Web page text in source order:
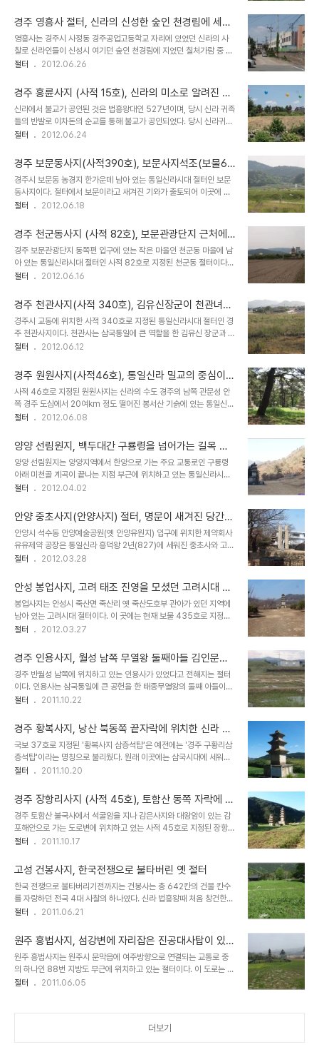
명하다. 현재 사천왕사 절은 없어지고 남북..
아 있는 것으로 볼 때 그 이전에 세워진 것으로 보인다. 절터가 있었던
자리에는 남간 마을이 들어서 있어서 그 흔적을 찾기는 쉽지 않고 당시
절에서 사용한 초석이나 축대 등을 민가건물에서 사용하고 있으며, 석
조가 남아 있다. 절터에서 500여m 떨어진 곳에 사찰입구임을 알려
주는 보물 909호 지정된 당간지주가 남아 있다. 같은 형태와 크기로
모양의 홈을 판 것이 특징이다. 이..
경주 영흥사 절터, 신라의 신성한 숲인 천경림에 세웠
던 사찰인 칠처가람 중 하나
영흥사는 경주시 사정동 경주공업고등학교 자리에 있었던 신라의 사
찰로 신라인들이 신성시 여기던 숲인 천경림에 지었던 칠처가람 중 하
나이다. 이 절은 최초의 비구니 사찰로 알려져 있으며 삼국유사 기록에
있는 것으로 볼 때 법흥왕대에 있었던 사찰로 보인다. 신라에서 불교가
공인된 것은 법흥왕 14년(527)으로 이차돈의 순교로 귀족들의 반발
을 잠재웠기때문이라고 한다. 당시 이차돈은 신라인들이 신성시여기
는 숲에 절을 지어서 귀족들이 반발했는데, 이후에 이들 천경림에 지은
숲을 칠처가람이라고 하며, 그 중 서쪽을 중요시해서 그런지 신라 최초
서쪽 형산강변에 자리잡고 있으며, 황룡사와..
절터 2012.06.26
경주 흥륜사지 (사적 15호), 신라의 미소로 알려진 얼
굴무늬수막새가 출토된 영묘사 절터도 있었다고 알려
진 신라 칠처가람
신라에서 불교가 공인된 것은 법흥왕대인 527년이며, 당시 신라 귀족
들의 반발로 이차돈의 순교를 통해 불교가 공인되었다. 당시 신라귀족
들이 반발한 것은 이차돈이 당시 신라인들이 신성시 여기던 숲인 천경
반발을 잠재우고 불교를 국가적인 종교로 받아들이기 위해 신라인들
이 신성시 여기던 숲에 세웠던 사찰을 신라 칠처가람이라고 하는데 경
주 도심 동쪽편의 분황사와 황룡사, 서쪽편 형산강변에 위치한 담엄사,
영묘사, 영흥사, 흥륜사가 있고, 낭산자락에는 사천왕사가 있다. 당시
사람들에게 신앙적으로 중요한 곳이었던 천경림에 절을 세움으로서
정동 신라 시조인 박혁거세 무덤이 있는 경주..
절터 2012.06.24
경주 보문동사지(사적390호), 보문사지석조(보물64
호)와 당간지주, 금당터가 남아 있는 통일신라시대 절
터
경주시 보문동 농경지 한가운데 남아 있는 통일신라시대 절터인 보문
동사지이다. 절터에서 보문이라고 새겨진 기와가 출토되어 이곳에 보
문사라는 절이 있었음이 확인되었다. 문헌상 남아 있는 기록이 없어 처
지 등의 건물 배치와 주춧돌, 축대 등 석제 유물 등으로 볼 때 삼국시대
에 조성된 사찰임을 알 수 있다. 절터에는 보물 64호로 지정된 물을
담는 그릇인 석조를 비롯하여 출입문 방향으로 추정되는 서쪽편에는
보물 123호로 지정된 보문리 당간지주가 남아 있다. 보문동사지가 있
는 경주 보문동은 경주도심에서 남동쪽으로 명활산성과 경주 낭산 사
촌 중 명활산 아래에 위치하고 있었다고..
절터 2012.06.18
경주 천군동사지 (사적 82호), 보문관광단지 근처에
남아 있는 절터
경주 보문관광단지 동쪽편 입구에 있는 작은 마을인 천군동 마을에 남
아 있는 통일신라시대 절터인 사적 82호로 지정된 천군동 절터이다.
현재는 보물 186호로 지정된 전형적인 통일신라 삼층석탑인 천군동
에 대한 기록이 남아 있지 않아 지명을 따서 천군동사지라고 부른다.
이 사찰의 가람배치는 2개의 탑을 중심으로 중문, 금당, 강당으로 구성
된 전형적인 통일신라시대 쌍탑1금당식 가람배치를 하고 있다. 일제강
점기인 1938년에 일본인들에 의해 발굴조사가 있었는데 금당.강당.
중문의 건물터가 확인되었고 출토 유물은 건축부재 외에는 많지 않은
안 감포, 포항 등을 연결해 주는 4번국도..
절터 2012.06.16
경주 천관사지(사적 340호), 김유신장군이 천관녀를
위해 세웠다는 천관사 절터
경주시 교동에 위치한 사적 340호로 지정된 통일신라시대 절터인 경
주 천관사지이다. 천관사는 삼국통일에 큰 역할을 한 김유신 장군과 기
생 천관의 전설이 얽혀 있는 곳으로 농경지 가운데 석탑의 기단석 등이
이라 건물터 등을 확인할 수 없어 전체적인 사찰의 규모나 가람의 배치
는 알 수 없다고 한다. 천관사가 위치하고 있는 곳은 도당산 서쪽기슭
이라고 하며 김유신이 사랑하던 기생 천관의 집이 있던 곳에 삼국통일
이후에 천관사라는 절을 세웠다고 한다. 절터는 경주 오릉 동쪽편 들판
한 가운데 있으며 북쪽으로 경주의 궁성이었던 월성 남쪽을 흐르던 남
500여m 떨어져 있는 곳에 있다. ..
절터 2012.06.12
경주 원원사지(사적46호), 통일신라 밀교의 중심이
되었던 사찰터
사적 46호로 지정된 원원사지는 신라의 수도 경주의 남쪽 관문성 안
쪽 경주 도심에서 20여km 정도 떨어진 봉서산 기슭에 있는 통일신라
시대 절터이다. 지금은 보물로 지정된 2개의 3층석탑과 부도만 남아
다. 절터에는 금당이 있었던 자리와 건물 기둥을 세웠던 주춧돌만 몇개
남아 있다. 사찰의 형태는 산중턱에 터를 조성하고 탑과 건물을 세운
형태로 선종 계열의 사찰인 설악산 자락에 자리잡은 양양 진전사지, 선
림원지와 비슷한 분위기를 주고 있는 절터이다. 탑의 형태 또한 기단부
에 8부중상이나 12지신상을 부조로 새겨 놓고 있는데, 이런 탑의 형태
유지하면서, 부조상으로 장식하는 전..
절터 2012.06.08
양양 선림원지, 백두대간 구룡령을 넘어가는 길목 미
천골에 위치한 통일신라시대 엣 절터
양양 선림원지는 양양지역에서 한양으로 가는 주요 교통로인 구룡령
아래 미천골 계곡이 끝나는 지점 부근에 위치하고 있는 통일신라시대
절터이다. 이 곳 지명이 '쌀을 씻은 물이 흐르는 계곡'이라는 뜻이 미천
었고, 이 곳 선림원 부근에서 하루를 묵고 구룡령을 넘어갔던 사람들이
많았다는 것을 알 수 있다. 선림원은 그 이름에서 느끼기에는 고려시대
교통로에 있었던 여관 기능을 했던 사찰로 이해하기 쉬우나, 원래는 통
일신라시대 홍각선사가 세웠던 승려들이 수도하던 선종계열의 사찰이
었다고 한다. 부근에 위치한 양양 진전사와 함께 설악산의 맑은 산수와
있었기때문에 일찌기 선종계열의 사찰이 이..
절터 2012.04.02
안양 중초사지(안양사지) 절터, 명문이 새겨진 당간지
주(보물4호)가 남아 있는 안양의 큰 절이 있었던 자리
안양시 석수동 안양예술공원(옛 안양유원지) 입구에 위치한 제약회사
유유제약 공장은 통일신라 흥덕왕 2년(827)에 세워진 중초사와 고려
태조 왕건이 900년에 세웠던 큰 사찰인 안양사가 있었던 큰 절터이
간지주와 고려시대에 세운 삼층석탑, 공원주차장 뒷편에 남아 있는 마
애석종만이 이곳이 옛절터임을 말해주고 있다. 또한 이 곳에 소재한 유
유제약 공장건물은 건축가 김중업의 설계로 1959년에 지어진 것으로
근대건축물로서의 가치가 높은 건물이라고 한다. 실제로 이 공장건물
을 안양시에서는 김중업박물관으로 활용할려고 했으나, 발굴조사 결
굴되어 김중업이 설계한 일부건물만 남겨두고 발굴..
절터 2012.03.28
안성 봉업사지, 고려 태조 진영을 모셨던 고려시대 절
터
봉업사지는 안성시 죽산면 죽산리 옛 죽산도호부 관아가 있던 지역에
남아 있는 고려시대 절터이다. 이 곳에는 현재 보물 435호로 지정된
죽산리 오층석탑과 당간지주가 남아 있어 옛 절터였음을 알 수 있고,
영을 모셨던 비봉산 아래 봉업사'라는 기록과 에 '공민왕이 죽주에 이
르러 봉업사에서 태조의 진영을 알현했다'라는 기록이 남아 있다. 이곳
에서는 1966년에 '봉업사'라는 사찰이 이름이 적힌 향완과 반자가 발
굴되어 기록에 남아 있던 봉업사가 이 곳이라는 것이 확인되었다고 한
다. 봉업사가 위치한 죽산면 일대는 중부내륙지방인 충주와 청주에서
키는 방어시설인 죽주산성이 있다. 조..
절터 2012.03.27
경주 인용사지, 월성 남쪽 무열왕 둘째아들 김인문을
위해 세운 인용사 절터
경주 반월성 남쪽에 위치하고 있는 인용사가 있었다고 전해지는 절터
이다. 인용사는 삼국통일에 큰 공헌을 한 태종무열왕의 둘째 아들이자
문무왕의 동생인 김인문을 위해 세운 사찰이다. 삼국통일 이후 신라와
당나라 감옥에 갇혀 있었다고 하며 당시 신라사람들이 그의 안녕을 기
원하기 위해 인용사를 세웠다고 한다. 절터의 규모나 궁성 아래에 위치
한 점 등으로 볼 때 김인문이 당시 신라 사람들에게 상당히 존경받았던
인물었던 것 같다. 경주 인용사지는 2002년 발굴 조사를 시작한 이래
로 현재까지도 발굴작업이 진행되고 있는데, 절터에 남아 있는 석물 등
을 중심으로 금당, 강당, 회랑 등으로 ..
절터 2011.10.22
경주 황복사지, 낭산 북동쪽 끝자락에 위치한 신라 왕
실과 밀접했던 황복사 옛 절터
국보 37호로 지정된 '황복사지 삼층석탑'은 예전에는 '경주 구황리삼
층석탑'이라는 명칭으로 불리웠다. 원래 이곳에는 삼국시대에 세워진
황복사라는 절이 있었던 곳이나 삼층석탑을 제외하고는 옛절터의 흔
652년 의상대사가 출가한 사찰로 잘 알려져 있으며, 절의 내력을 보
면 신라황실과 관련이 많은 사찰이었던 것 같다. 황복사는 불교가 처음
도입되던 시기에 신라인들이 신성시 여기던 숲에 세워진 흥륜사, 황룡
사, 분황사 등과 함께 낭산 북동쪽 끝 자락에 세워졌던 사찰로 보인다.
낭산에는 북쪽편에는 황복사, 미탄사, 남쪽편에는 사천왕사, 망덕사가
부에 선덕여왕릉이 자리잡고 있다. 황복사 ..
절터 2011.10.20
경주 장항리사지 (사적 45호), 토함산 동쪽 자락에 자
리잡은 옛 절터
경주 토함산 불국사에서 석굴암을 지나 감은사지와 대왕암이 있는 감
포해안으로 가는 도로변에 위치하고 있는 사적 45호로 지정된 장항리
절터이다. 사찰의 내력에 대해서는 크게 알려지 것이 없어서 양북면 장
동쪽편 기슭에서 있으며, 토함산에서 발원하여 감은사지 앞을 지나서
동해로 흐르는 대종천 상류 계곡 기슭에 자리잡고 있는데, 사찰의 규모
는 그리 크지 않았던 것으로 보인다. 사찰은 계곡 사이의 좁은 공간에
두개의 탑을 세우고 그 뒤쪽 중앙에 금당을 배치한 쌍탑 1금당의 가람
배치를 하고 있으며, 감은사지와 비슷한 공간배치를 하고 있다. 석조불
있다. 현재 절터에는 국보 236호로 ..
절터 2011.10.17
고성 건봉사지, 한국전쟁으로 불타버린 옛 절터
한국 전쟁으로 불타버리기전까지는 건봉사는 총 642칸의 건물 칸수
를 자랑하던 전국 4대 사찰의 하나였다. 신라 법흥왕때 처음 창건한
사찰로 알려진 이 사찰은 조선 개국에 기여한 무학대사의 스승이 나옹
을 하사하여 조선시대에는 양주 회암사와 함께 왕실과 관련이 깊었던
사찰로 임진왜란때에는 사명대사 의병을 이곳에서 기병하였고, 일본
으로부터 돌려받은 부처님 진신치아사리를 봉안하고 있는 전통이 깊
은 사찰이다. 설악산 신흥사, 백담사 등을 말사로 거느리고 있었다. 건
봉사는 북쪽편에 대웅전 영역, 남쪽편에 극락전 영역, 뒷편에 낙서암과
절터 2011.06.21
원주 흥법사지, 섬강변에 자리잡은 진공대사탑이 있었
던 절터
원주 흥법사지는 원주시 문막읍에 여주방향으로 연결되는 교통로 중
의 하나인 88번 지방도 부근에 위치하고 있는 절터이다. 이 도로는 여
주 고달사지로 연결되는데, 고려초 번성했던 남한강 주변 교통로에 있
고려초 태조 왕건의 신뢰를 받았던 진감선사가 마지막으로 머물던 사
절터 2011.06.05
더보기